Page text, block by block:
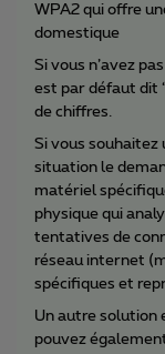
WPA2 qui offre
domestique
Si vous n’avez
est par défaut dit
de chiffres.
Si vous
situation le
matériel
physique qui
tentatives de
réseau internet
spécifiques et
Un autre solution
pouvez